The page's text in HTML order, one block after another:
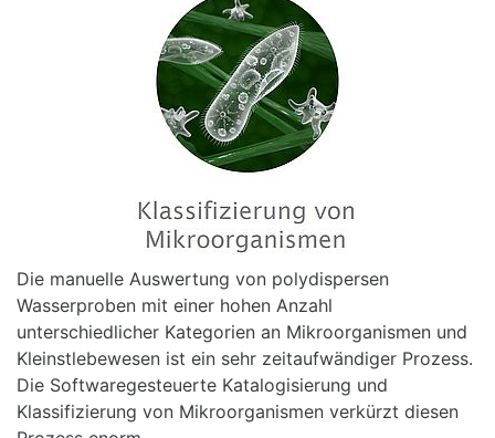
Die manuelle Auswertung von polydispersen
Wasserproben mit einer hohen Anzahl
unterschiedlicher Kategorien an Mikroorganismen und
Kleinstlebewesen ist ein sehr zeitaufwändiger Prozess.
Die Softwaregesteuerte Katalogisierung und
Klassifizierung von Mikroorganismen verkürzt diesen